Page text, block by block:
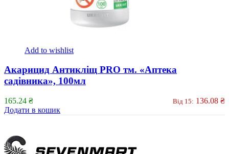
Add to wishlist
Акарицид Антикліщ PRO тм. «Аптека
садівника», 100мл
165.24 ₴ Від 15: 136.08 ₴
Додати в кошик